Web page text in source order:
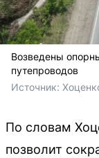
Возведены
путепроводов
Источник:
По словам
позволит